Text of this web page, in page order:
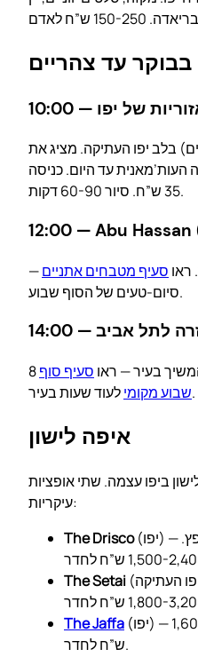
האזוריות של יפו
קטן (15 חדרים) בלב יפו העתיקה. מציג את
העות’מאנית עד היום. כניסה
35 ש”ח. סיור 60-90 דקות.
ראו סעיף מטבחים אתניים—
סיום-טעים של הסוף שבוע.
חזרה לתל אביב
בעיר — ראו סעיף סוף
שבוע מקומילעוד שעות בעיר.
איפה לישון
ביפו עצמה. שתי אופציות
עיקריות:
The Drisco(יפו) — מלון רכבת ארצישראלית משופץ.
The Setai
The Jaffa (יפו) — מנזר נוצרי משופץ. 1,600-2,800
ש”ח לחדר.